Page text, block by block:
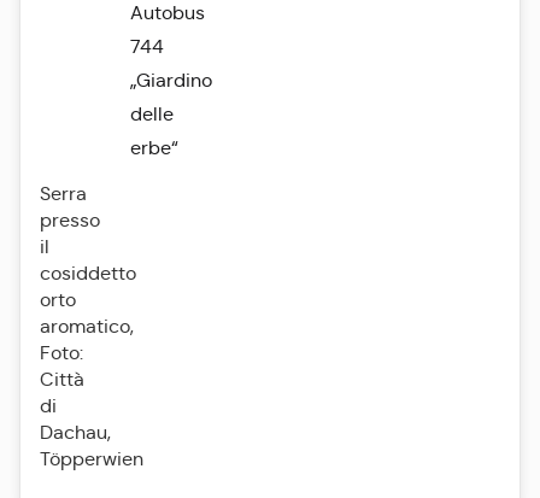
Serra
presso
il
cosiddetto
orto
aromatico,
Foto:
Città
di
Dachau,
Töpperwien
Autobus
744
„Giardino
delle
erbe“